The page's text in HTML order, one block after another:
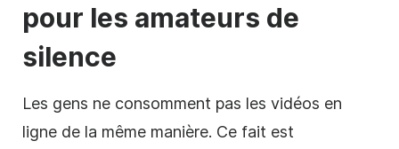
pour les amateurs de
silence
Les gens ne consomment pas les vidéos en
ligne de la même manière. Ce fait est